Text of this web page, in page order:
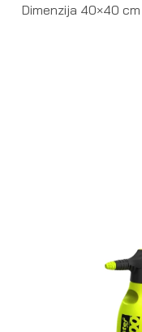
Dimenzija 40×40 cm